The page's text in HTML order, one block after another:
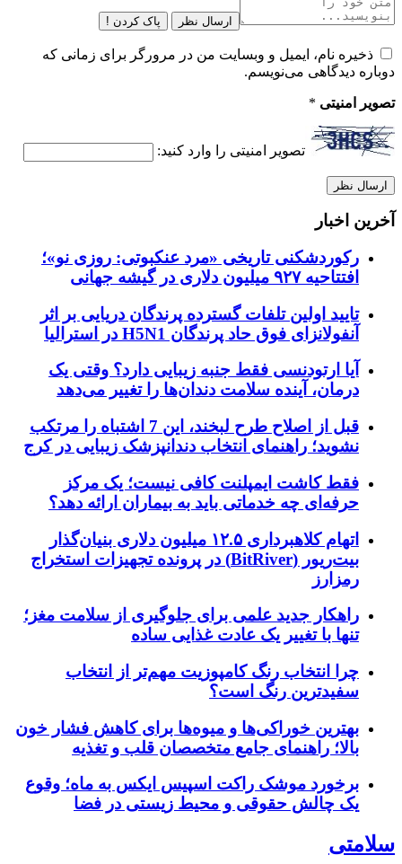
ارسال نظر پاک کردن !
ذخیره نام، ایمیل و وبسایت من در مرورگر برای زمانی که
دوباره دیدگاهی می‌نویسم.
تصویر امنیتی *
تصویر امنیتی را وارد کنید:
آخرین اخبار
رکوردشکنی تاریخی «مرد عنکبوتی: روزی نو»؛
افتتاحیه ۹۲۷ میلیون دلاری در گیشه جهانی
تایید اولین تلفات گسترده پرندگان دریایی بر اثر
آنفولانزای فوق حاد پرندگان H5N1 در استرالیا
آیا ارتودنسی فقط جنبه زیبایی دارد؟ وقتی یک
درمان، آینده سلامت دندان‌ها را تغییر می‌دهد
قبل از اصلاح طرح لبخند، این 7 اشتباه را مرتکب
نشوید؛ راهنمای انتخاب دندانپزشک زیبایی در کرج
فقط کاشت ایمپلنت کافی نیست؛ یک مرکز
حرفه‌ای چه خدماتی باید به بیماران ارائه دهد؟
اتهام کلاهبرداری ۱۲.۵ میلیون دلاری بنیان‌گذار
بیت‌ریور (BitRiver) در پرونده تجهیزات استخراج
رمزارز
راهکار جدید علمی برای جلوگیری از سلامت مغز؛
تنها با تغییر یک عادت غذایی ساده
چرا انتخاب رنگ کامپوزیت مهم‌تر از انتخاب
سفیدترین رنگ است؟
بهترین خوراکی‌ها و میوه‌ها برای کاهش فشار خون
بالا؛ راهنمای جامع متخصصان قلب و تغذیه
برخورد موشک راکت اسپیس ایکس به ماه؛ وقوع
یک چالش حقوقی و محیط زیستی در فضا
سلامتی